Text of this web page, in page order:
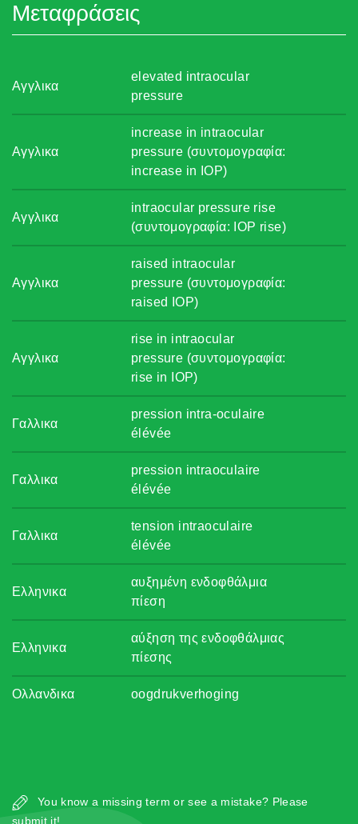
Μεταφράσεις
Αγγλικα
elevated intraocular
pressure
Αγγλικα
increase in intraocular
pressure (συντομογραφία:
increase in IOP)
Αγγλικα
intraocular pressure rise
(συντομογραφία: IOP rise)
Αγγλικα
raised intraocular
pressure (συντομογραφία:
raised IOP)
Αγγλικα
rise in intraocular
pressure (συντομογραφία:
rise in IOP)
Γαλλικα
pression intra-oculaire
élévée
Γαλλικα
pression intraoculaire
élévée
Γαλλικα
tension intraoculaire
élévée
Ελληνικα
αυξημένη ενδοφθάλμια
πίεση
Ελληνικα
αύξηση της ενδοφθάλμιας
πίεσης
Ολλανδικα oogdrukverhoging
You know a missing term or see a mistake? Please
submit it!